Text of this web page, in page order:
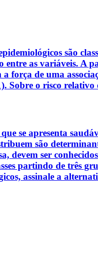
são
entre as variáveis. A
a força de uma
o risco relativo
se apresenta
são
devem ser
partindo de três
assinale a